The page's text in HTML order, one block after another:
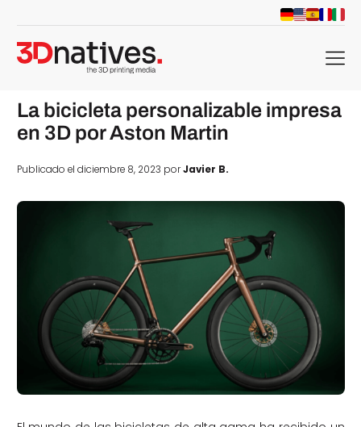
menu
La bicicleta personalizable impresa
en 3D por Aston Martin
Publicado el diciembre 8, 2023 porJavier B.